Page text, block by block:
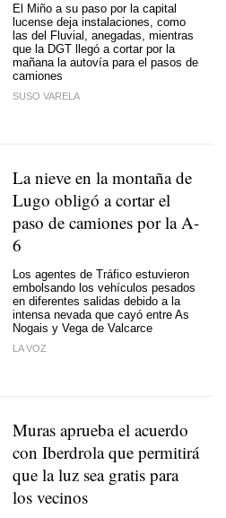
El Miño a su paso por la capital
lucense deja instalaciones, como
las del Fluvial, anegadas, mientras
que la DGT llegó a cortar por la
mañana la autovía para el pasos de
camiones
SUSO VARELA
La nieve en la montaña de
Lugo obligó a cortar el
paso de camiones por la A-
6
Los agentes de Tráfico estuvieron
embolsando los vehículos pesados
en diferentes salidas debido a la
intensa nevada que cayó entre As
Nogais y Vega de Valcarce
LA VOZ
Muras aprueba el acuerdo
con Iberdrola que permitirá
que la luz sea gratis para
los vecinos